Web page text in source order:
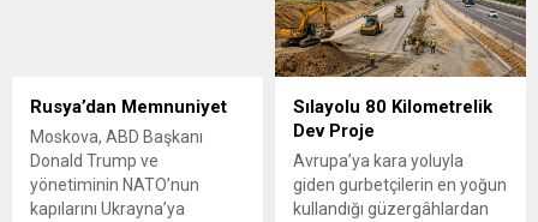
Rusya’dan Memnuniyet
Moskova, ABD Başkanı
Donald Trump ve
yönetiminin NATO’nun
kapılarını Ukrayna’ya
Sılayolu 80 Kilometrelik
Dev Proje
Avrupa’ya kara yoluyla
giden gurbetçilerin en yoğun
kullandığı güzergâhlardan